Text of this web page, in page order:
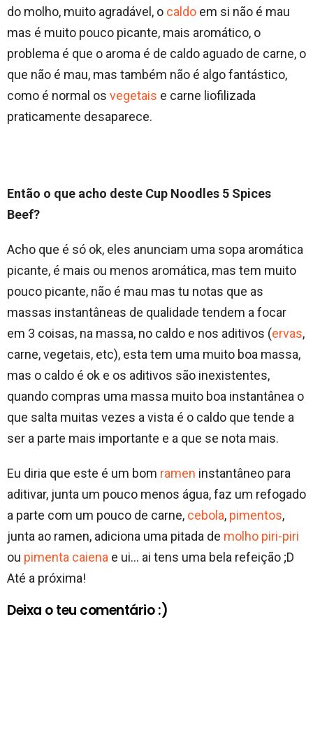
do molho, muito agradável, o caldo em si não é mau
mas é muito pouco picante, mais aromático, o
problema é que o aroma é de caldo aguado de carne, o
que não é mau, mas também não é algo fantástico,
como é normal os vegetais e carne liofilizada
praticamente desaparece.
Então o que acho deste Cup Noodles 5 Spices
Beef?
Acho que é só ok, eles anunciam uma sopa aromática
picante, é mais ou menos aromática, mas tem muito
pouco picante, não é mau mas tu notas que as
massas instantâneas de qualidade tendem a focar
em 3 coisas, na massa, no caldo e nos aditivos (ervas,
carne, vegetais, etc), esta tem uma muito boa massa,
mas o caldo é ok e os aditivos são inexistentes,
quando compras uma massa muito boa instantânea o
que salta muitas vezes a vista é o caldo que tende a
ser a parte mais importante e a que se nota mais.
Eu diria que este é um bom ramen instantâneo para
aditivar, junta um pouco menos água, faz um refogado
a parte com um pouco de carne, cebola, pimentos,
junta ao ramen, adiciona uma pitada de molho piri-piri
ou pimenta caiena e ui… ai tens uma bela refeição ;D
Até a próxima!
Deixa o teu comentário :)